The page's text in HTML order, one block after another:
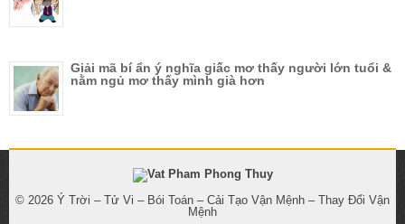
Giải mã bí ẩn ý nghĩa giấc mơ thấy người lớn tuổi &
nằm ngủ mơ thấy mình già hơn
© 2026 Ý Trời – Tử Vi – Bói Toán – Cải Tạo Vận Mệnh – Thay Đổi Vận
Mệnh